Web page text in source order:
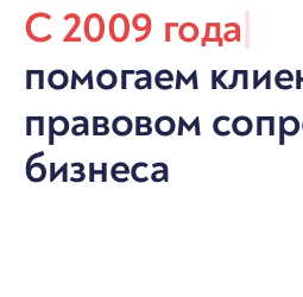
С 2009 года|
помогаем
правовом
бизнеса